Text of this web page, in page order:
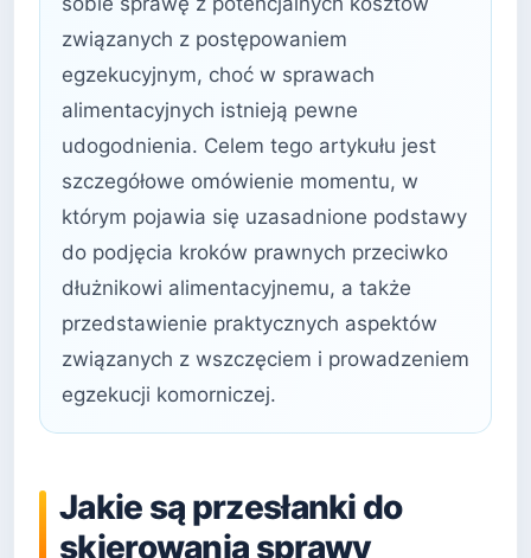
związanych z postępowaniem
egzekucyjnym, choć w sprawach
alimentacyjnych istnieją pewne
udogodnienia. Celem tego artykułu jest
szczegółowe omówienie momentu, w
którym pojawia się uzasadnione podstawy
do podjęcia kroków prawnych przeciwko
dłużnikowi alimentacyjnemu, a także
przedstawienie praktycznych aspektów
związanych z wszczęciem i prowadzeniem
egzekucji komorniczej.
Jakie są przesłanki do
skierowania sprawy